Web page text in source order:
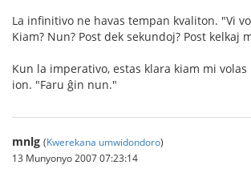
La infinitivo ne havas tempan kvaliton. "Vi
Kiam? Nun? Post dek sekundoj? Post kelkaj
Kun la imperativo, estas klara kiam mi
ion. "Faru ĝin nun."
mnlg (Kwerekana umwidondoro)
13 Munyonyo 2007 07:23:14